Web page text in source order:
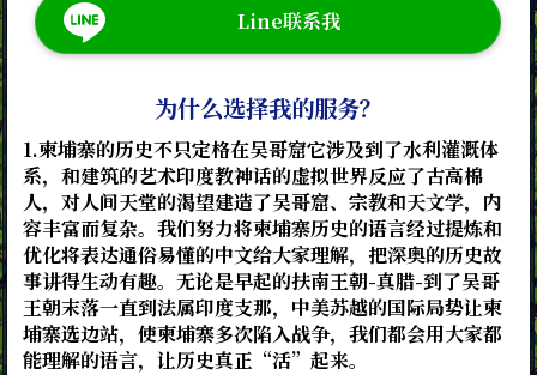
Line联系我
为什么选择我的服务？
1.柬埔寨的历史不只定格在吴哥窟它涉及到了水利灌溉体
系，和建筑的艺术印度教神话的虚拟世界反应了古高棉
人，对人间天堂的渴望建造了吴哥窟、宗教和天文学，内
容丰富而复杂。我们努力将柬埔寨历史的语言经过提炼和
优化将表达通俗易懂的中文给大家理解，把深奥的历史故
事讲得生动有趣。无论是早起的扶南王朝-真腊-到了吴哥
王朝末落一直到法属印度支那，中美苏越的国际局势让柬
埔寨选边站，使柬埔寨多次陷入战争，我们都会用大家都
能理解的语言，让历史真正“活”起来。